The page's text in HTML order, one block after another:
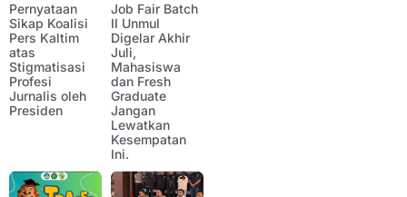
Pernyataan
Sikap Koalisi
Pers Kaltim
atas
Stigmatisasi
Profesi
Jurnalis oleh
Presiden
Job Fair Batch
II Unmul
Digelar Akhir
Juli,
Mahasiswa
dan Fresh
Graduate
Jangan
Lewatkan
Kesempatan
Ini.